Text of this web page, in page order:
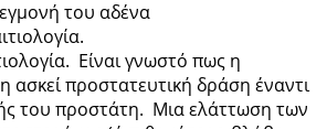
του αδένα
Είναι γνωστό πως η
ασκεί προστατευτική δράση έναντι
του προστάτη. Μια ελάττωση των